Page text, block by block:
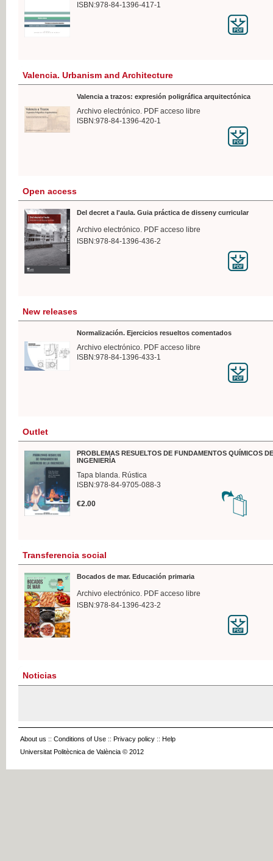
ISBN:978-84-1396-417-1
Valencia. Urbanism and Architecture
Valencia a trazos: expresión poligráfica arquitectónica
Archivo electrónico. PDF acceso libre
ISBN:978-84-1396-420-1
Open access
Del decret a l'aula. Guia práctica de disseny curricular
Archivo electrónico. PDF acceso libre
ISBN:978-84-1396-436-2
New releases
Normalización. Ejercicios resueltos comentados
Archivo electrónico. PDF acceso libre
ISBN:978-84-1396-433-1
Outlet
PROBLEMAS RESUELTOS DE FUNDAMENTOS QUÍMICOS
INGENIERÍA
Tapa blanda. Rústica
ISBN:978-84-9705-088-3
€2.00
Transferencia social
Bocados de mar. Educación primaria
Archivo electrónico. PDF acceso libre
ISBN:978-84-1396-423-2
Noticias
About us :: Conditions of Use :: Privacy policy :: Help
Universitat Politècnica de València © 2012